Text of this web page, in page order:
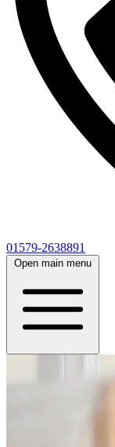
01579-2638891
Open main menu